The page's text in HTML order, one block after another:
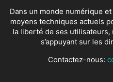
Dans un monde numérique
moyens techniques actuels
la liberté de ses utilisateurs,
s’appuyant sur les
Contactez-nous: